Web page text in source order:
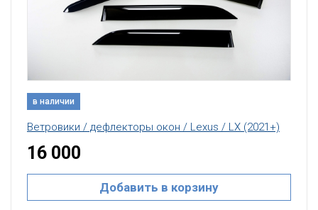
в наличии
Ветровики / дефлекторы окон / Lexus / LX (2021+)
16 000
Добавить в корзину